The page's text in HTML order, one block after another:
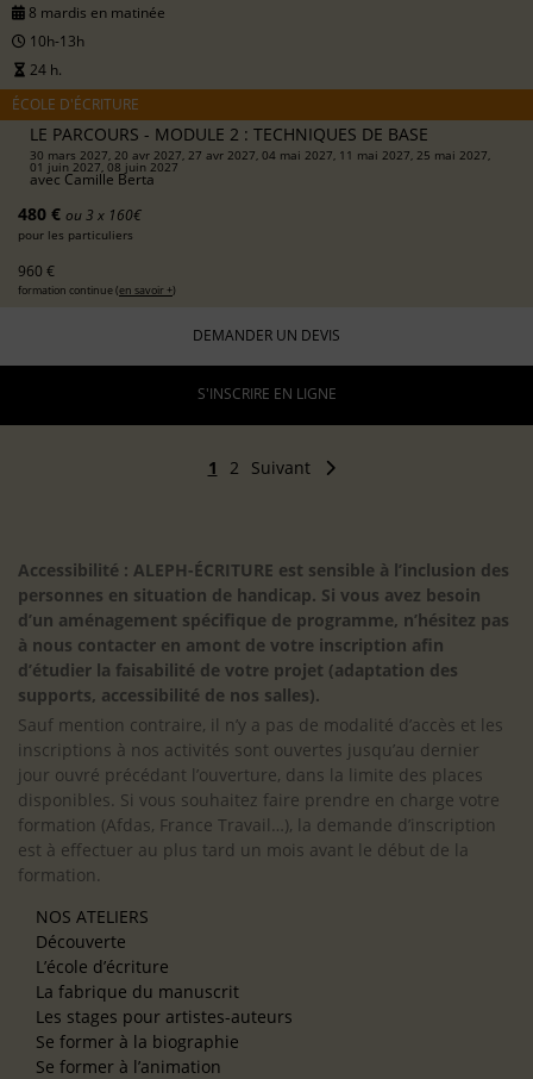
8 mardis en matinée
10h-13h
24 h.
ÉCOLE D'ÉCRITURE
LE PARCOURS - MODULE 2 : TECHNIQUES DE BASE
30 mars 2027, 20 avr 2027, 27 avr 2027, 04 mai 2027, 11 mai 2027, 25 mai 2027,
01 juin 2027, 08 juin 2027
avec Camille Berta
480 € ou 3 x 160€
pour les particuliers
960 €
formation continue (en savoir +)
DEMANDER UN DEVIS
S'INSCRIRE EN LIGNE
1 2 Suivant
Accessibilité : ALEPH-ÉCRITURE est sensible à l’inclusion des
personnes en situation de handicap. Si vous avez besoin
d’un aménagement spécifique de programme, n’hésitez pas
à nous contacter en amont de votre inscription afin
d’étudier la faisabilité de votre projet (adaptation des
supports, accessibilité de nos salles).
Sauf mention contraire, il n’y a pas de modalité d’accès et les
inscriptions à nos activités sont ouvertes jusqu’au dernier
jour ouvré précédant l’ouverture, dans la limite des places
disponibles. Si vous souhaitez faire prendre en charge votre
formation (Afdas, France Travail…), la demande d’inscription
est à effectuer au plus tard un mois avant le début de la
formation.
NOS ATELIERS
Découverte
L’école d’écriture
La fabrique du manuscrit
Les stages pour artistes-auteurs
Se former à la biographie
Se former à l’animation